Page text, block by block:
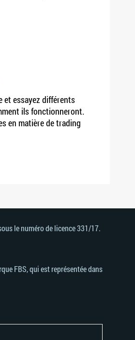
et essayez différents
ils fonctionneront.
en matière de trading
le numéro de licence 331/17.
FBS, qui est représentée dans